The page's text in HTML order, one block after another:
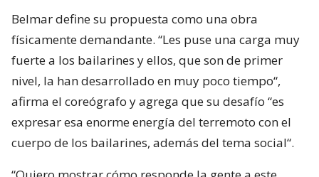
Belmar define su propuesta como una obra
físicamente demandante. “Les puse una carga muy
fuerte a los bailarines y ellos, que son de primer
nivel, la han desarrollado en muy poco tiempo“,
afirma el coreógrafo y agrega que su desafío “es
expresar esa enorme energía del terremoto con el
cuerpo de los bailarines, además del tema social“.